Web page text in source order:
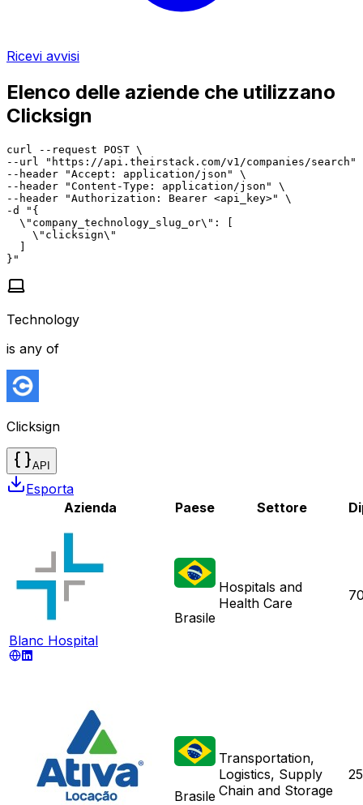
Ricevi avvisi
Elenco delle aziende che utilizzano
Clicksign
curl --request POST \
--url "https://api.theirstack.com/v1/companies/search"
--header "Accept: application/json" \
--header "Content-Type: application/json" \
--header "Authorization: Bearer <api_key>" \
-d "{
  \"company_technology_slug_or\": [
    \"clicksign\"
  ]
}"
Technology
is any of
Clicksign
API
Esporta
Azienda
Paese Settore
Blanc Hospital
Brasile
Hospitals and
Health Care
Brasile
Transportation,
Logistics, Supply
Chain and Storage